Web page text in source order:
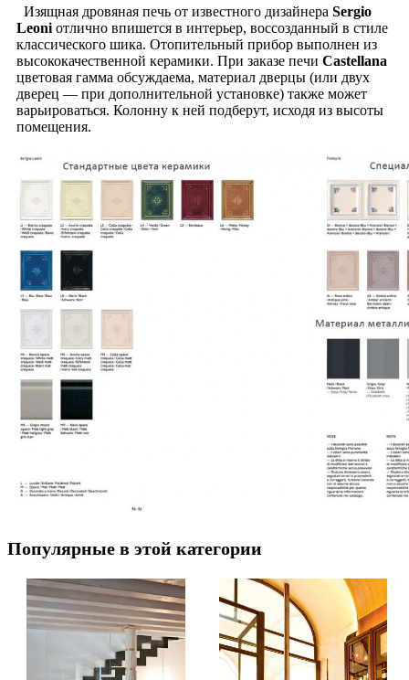
Изящная дровяная печь от известного дизайнера Sergio
Leoni отлично впишется в интерьер, воссозданный в стиле
классического шика. Отопительный прибор выполнен из
высококачественной керамики. При заказе печи Castellana
цветовая гамма обсуждаема, материал дверцы (или двух
дверец — при дополнительной установке) также может
варьироваться. Колонну к ней подберут, исходя из высоты
помещения.
Популярные в этой категории